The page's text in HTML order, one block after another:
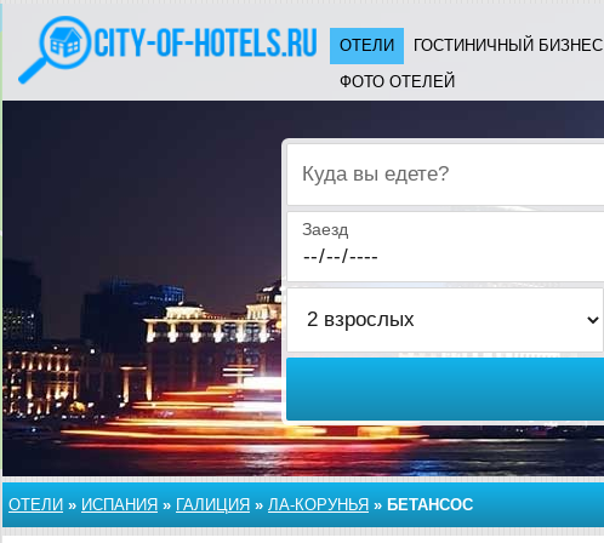
ОТЕЛИ ГОСТИНИЧНЫЙ БИЗНЕС
ФОТО ОТЕЛЕЙ
Куда вы едете?
Заезд
ОТЕЛИ » ИСПАНИЯ » ГАЛИЦИЯ » ЛА-КОРУНЬЯ » БЕТАНСОС